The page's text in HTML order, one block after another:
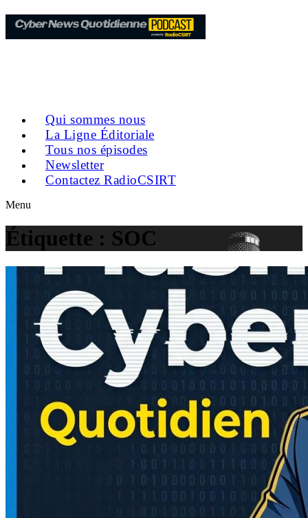
Qui sommes nous
La Ligne Éditoriale
Tous nos épisodes
Newsletter
Contactez RadioCSIRT
Menu
Étiquette : SOC